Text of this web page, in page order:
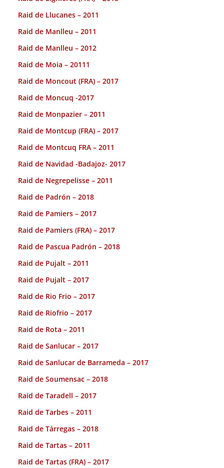
Raid de Llucanes – 2011
Raid de Manlleu – 2011
Raid de Manlleu – 2012
Raid de Moia – 20111
Raid de Moncout (FRA) – 2017
Raid de Moncuq -2017
Raid de Monpazier – 2011
Raid de Montcup (FRA) – 2017
Raid de Montcuq FRA – 2011
Raid de Navidad -Badajoz- 2017
Raid de Negrepelisse – 2011
Raid de Padrón – 2018
Raid de Pamiers – 2017
Raid de Pamiers (FRA) – 2017
Raid de Pascua Padrón – 2018
Raid de Pujalt – 2011
Raid de Pujalt – 2017
Raid de Rio Frio – 2017
Raid de Riofrio – 2017
Raid de Rota – 2011
Raid de Sanlucar – 2017
Raid de Sanlucar de Barrameda – 2017
Raid de Soumensac – 2018
Raid de Taradell – 2017
Raid de Tarbes – 2011
Raid de Tárregas – 2018
Raid de Tartas – 2011
Raid de Tartas (FRA) – 2017